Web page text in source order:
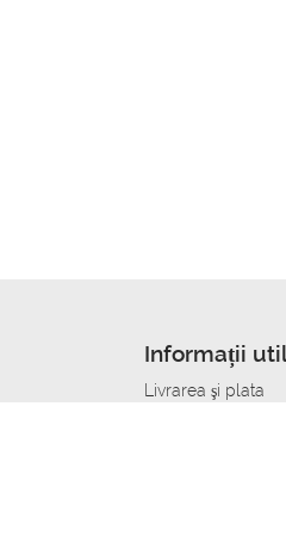
Informații
Livrarea şi plata